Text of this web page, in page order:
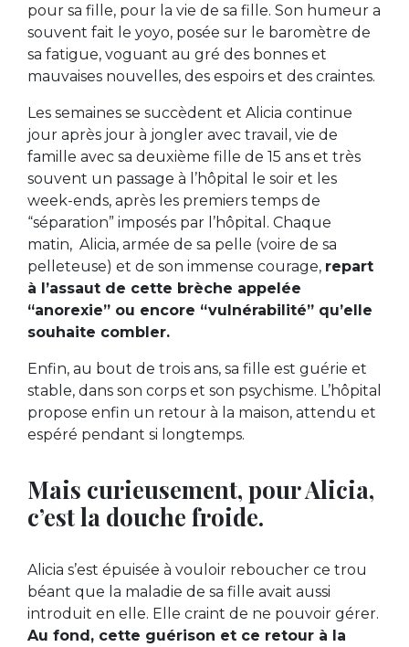
pour sa fille, pour la vie de sa fille. Son humeur a
souvent fait le yoyo, posée sur le baromètre de
sa fatigue, voguant au gré des bonnes et
mauvaises nouvelles, des espoirs et des craintes.
Les semaines se succèdent et Alicia continue
jour après jour à jongler avec travail, vie de
famille avec sa deuxième fille de 15 ans et très
souvent un passage à l’hôpital le soir et les
week-ends, après les premiers temps de
“séparation” imposés par l’hôpital. Chaque
matin, Alicia, armée de sa pelle (voire de sa
pelleteuse) et de son immense courage, repart
à l’assaut de cette brèche appelée
“anorexie” ou encore “vulnérabilité” qu’elle
souhaite combler.
Enfin, au bout de trois ans, sa fille est guérie et
stable, dans son corps et son psychisme. L’hôpital
propose enfin un retour à la maison, attendu et
espéré pendant si longtemps.
Mais curieusement, pour Alicia,
c’est la douche froide.
Alicia s’est épuisée à vouloir reboucher ce trou
béant que la maladie de sa fille avait aussi
introduit en elle. Elle craint de ne pouvoir gérer.
Au fond, cette guérison et ce retour à la